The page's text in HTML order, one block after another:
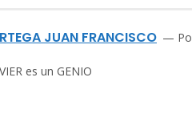
JUAN FRANCISCO
es un GENIO